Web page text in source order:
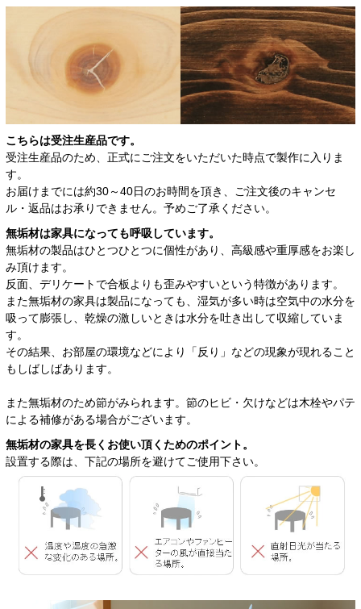
こちらは受注生産品です。
受注生産品のため、正式にご注文をいただいた時点で製作に入りま
す。
お届けまでには約30～40日のお時間を頂き、ご注文後のキャンセ
ル・返品はお承りできません。予めご了承ください。
無垢材は家具になっても呼吸しています。
無垢材の製品はひとつひとつに個性があり、高級感や重厚感をお楽し
み頂けます。
反面、デリケートで合板よりも歪みやすいという特徴があります。
また無垢材の家具は製品になっても、湿気が多い時は空気中の水分を
吸って膨張し、乾燥の激しいときは水分を吐き出して収縮していま
す。
その結果、お部屋の環境などにより「反り」などの現象が現れること
もしばしばあります。
また無垢材のため節がみられます。節のヒビ・欠けなどは木栓やパテ
による補修がある場合がございます。
無垢材の家具を長くお使い頂くためのポイント。
設置する際は、下記の場所を避けてご使用下さい。